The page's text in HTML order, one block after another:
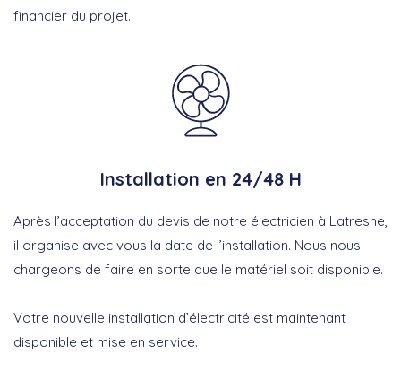
financier du projet.
Installation en 24/48 H
Après l’acceptation du devis de notre électricien à Latresne,
il organise avec vous la date de l’installation. Nous nous
chargeons de faire en sorte que le matériel soit disponible.
Votre nouvelle installation d’électricité est maintenant
disponible et mise en service.